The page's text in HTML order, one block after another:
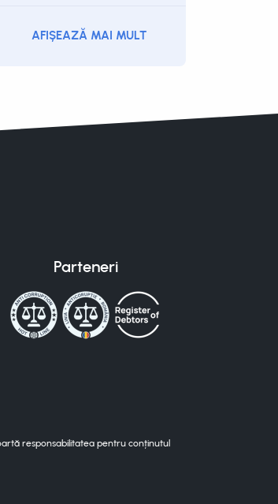
AFIȘEAZĂ MAI MULT
Parteneri
responsabilitatea pentru conținutul